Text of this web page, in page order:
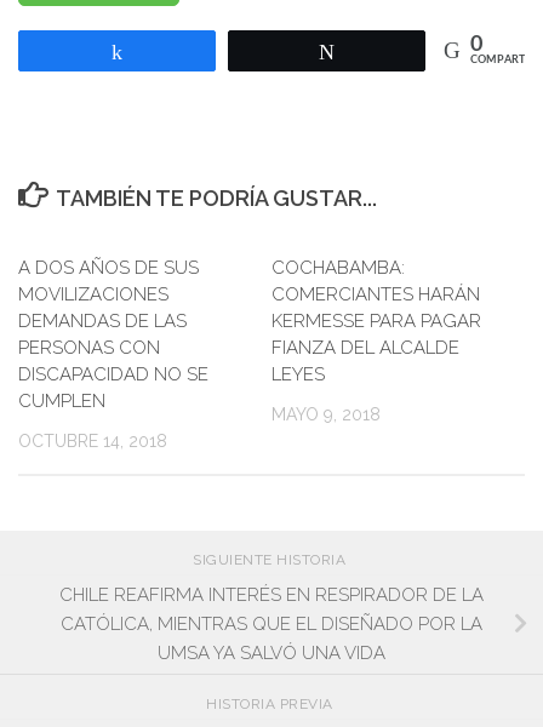
0
COMPARTIR
TAMBIÉN TE PODRÍA GUSTAR...
A DOS AÑOS DE SUS
MOVILIZACIONES
DEMANDAS DE LAS
PERSONAS CON
DISCAPACIDAD NO SE
CUMPLEN
OCTUBRE 14, 2018
COCHABAMBA:
COMERCIANTES HARÁN
KERMESSE PARA PAGAR
FIANZA DEL ALCALDE
LEYES
MAYO 9, 2018
SIGUIENTE HISTORIA
CHILE REAFIRMA INTERÉS EN RESPIRADOR DE LA
CATÓLICA, MIENTRAS QUE EL DISEÑADO POR LA
UMSA YA SALVÓ UNA VIDA
HISTORIA PREVIA